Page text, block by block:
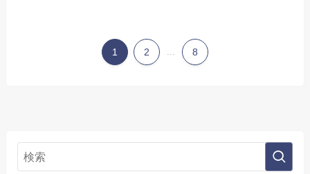
1 2 8